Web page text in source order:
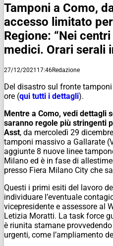
Tamponi a Como,
accesso limitato
Regione: “Nei
medici. Orari serali
27/12/2021 17:46Redazione
Del disastro sul fronte
ore (qui tutti i dettagli).
Mentre a Como, vedi dettagli
saranno regole più stringenti
Asst, da mercoledì 29
tamponi massivo a Gallarate
aggiunte 8 nuove linee
Milano ed è in fase di
presso Fiera Milano City che
Questi i primi esiti del lavoro
individuare l’eventuale
vicepresidente e assessore al
Letizia Moratti. La task force
è riunita stamane
urgenti, come l’ampliamento